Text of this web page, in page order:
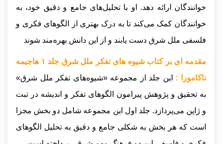
خوانندگان ارائه دهد. او با تحلیل‌های جامع و دقیق خود، به
خوانندگان کمک می‌کند تا به درک بهتری از الگوهای فکری و
فلسفی ملل شرق دست یابند و از این دانش بهره‌مند شوند
مقدمه ای بر کتاب شیوه های تفکر ملل شرق جلد ۱ هاجیمه
ناکامورا : این جلد از مجموعه «شیوه‌های تفکر ملل شرق»
به تحقیق و پژوهش پیرامون الگوهای تفکر و اندیشه در تبت
و ژاپن می‌پردازد. جلد اول این مجموعه شامل دو بخش مجزا
است که هر بخش به شکلی جامع و دقیق به تحلیل الگوهای